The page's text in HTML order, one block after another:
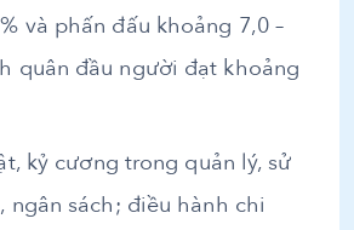
và phấn đấu khoảng 7,0 –
quân đầu người đạt khoảng
kỷ cương trong quản lý, sử
ngân sách; điều hành chi